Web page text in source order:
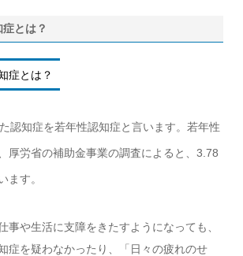
とは？
症とは？
認知症を若年性認知症と言います。若年性
厚労省の補助金事業の調査によると、3.78
ます。
事や生活に支障をきたすようになっても、
症を疑わなかったり、「日々の疲れのせ